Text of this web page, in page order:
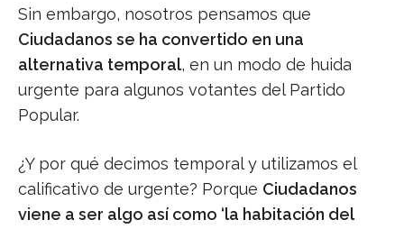
Sin embargo, nosotros pensamos que
Ciudadanos se ha convertido en una
alternativa temporal, en un modo de huida
urgente para algunos votantes del Partido
Popular.
¿Y por qué decimos temporal y utilizamos el
calificativo de urgente? Porque Ciudadanos
viene a ser algo así como ‘la habitación del